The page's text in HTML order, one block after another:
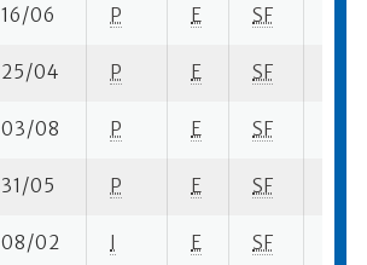
16/06 P E SF
25/04 P E SF
03/08 P E SF
31/05 P E SF
08/02 I E SF